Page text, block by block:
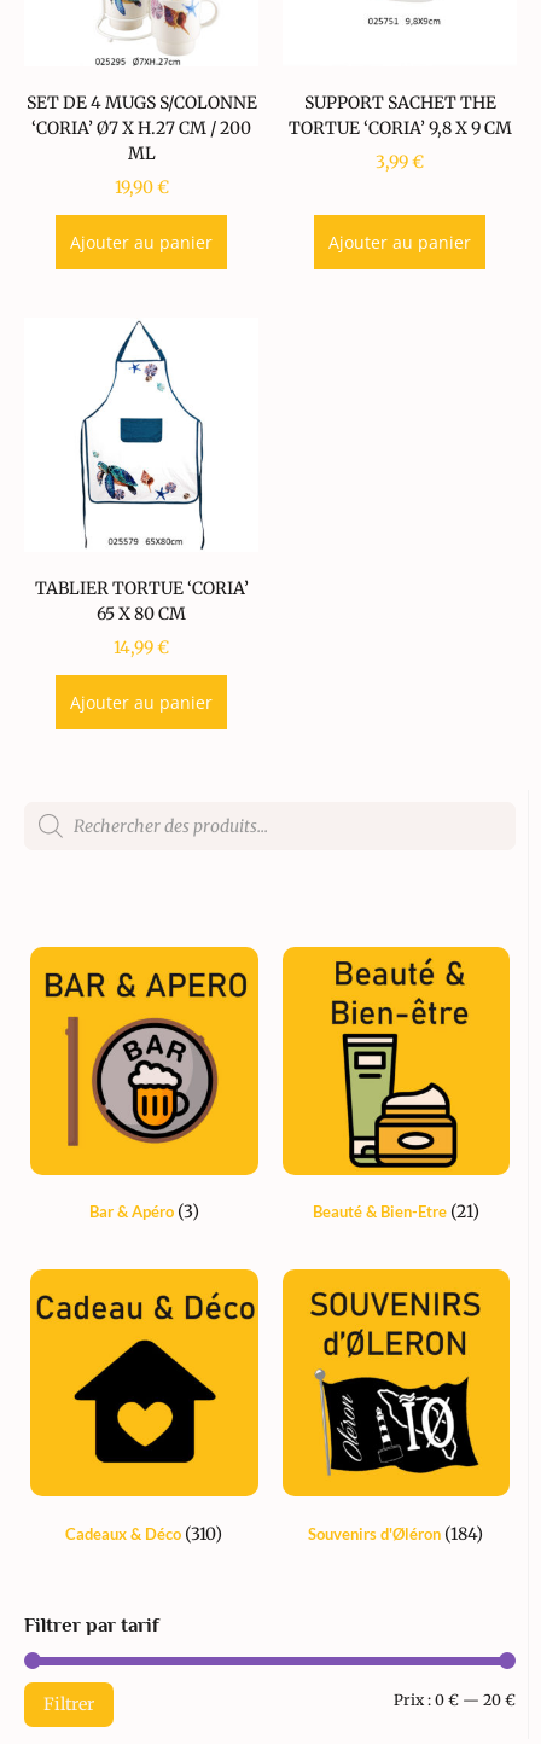
Bar & Apéro (3) Beauté & Bien-Etre (21)
Cadeaux & Déco (310) Souvenirs d'Øléron (184)
Filtrer par tarif
Filtrer Prix : 0 € — 20 €
SET DE 4 MUGS S/COLONNE
‘CORIA’ Ø7 X H.27 CM / 200
ML
19,90€
Ajouter au panier
SUPPORT SACHET THE
TORTUE ‘CORIA’ 9,8 X 9 CM
3,99€
Ajouter au panier
TABLIER TORTUE ‘CORIA’
65 X 80 CM
14,99€
Ajouter au panier